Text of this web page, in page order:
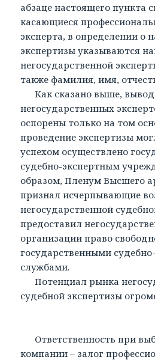
абзаце настоящего пункта
касающиеся
эксперта, в определении о
экспертизы указываются
негосударственной
также фамилия, имя,
Как сказано выше,
негосударственных
оспорены только на том
проведение экспертизы
успехом осуществлено
судебно-экспертным
образом, Пленум Высшего
признал исчерпывающие
негосударственной
предоставил
организации право
государственными
службами.
Потенциал рынка
судебной экспертизы
Ответственность при
компании – залог